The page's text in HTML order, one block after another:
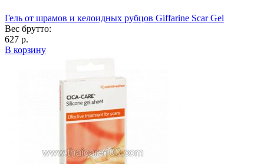
Гель от шрамов и келоидных рубцов Giffarine Scar Gel
Вес брутто:
627 р.
В корзину